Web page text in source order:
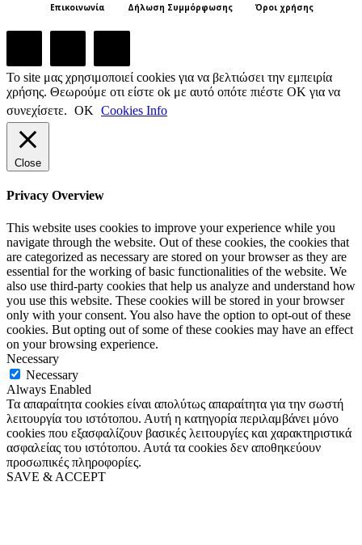
Επικοινωνία Δήλωση Συμμόρφωσης Όροι χρήσης
Το site μας χρησιμοποιεί cookies για να βελτιώσει την εμπειρία
χρήσης. Θεωρούμε οτι είστε ok με αυτό οπότε πιέστε ΟΚ για να
συνεχίσετε. ΟΚ Cookies Info
Close
Privacy Overview
This website uses cookies to improve your experience while you
navigate through the website. Out of these cookies, the cookies that
are categorized as necessary are stored on your browser as they are
essential for the working of basic functionalities of the website. We
also use third-party cookies that help us analyze and understand how
you use this website. These cookies will be stored in your browser
only with your consent. You also have the option to opt-out of these
cookies. But opting out of some of these cookies may have an effect
on your browsing experience.
Necessary
Necessary
Always Enabled
Τα απαραίτητα cookies είναι απολύτως απαραίτητα για την σωστή
λειτουργία του ιστότοπου. Αυτή η κατηγορία περιλαμβάνει μόνο
cookies που εξασφαλίζουν βασικές λειτουργίες και χαρακτηριστικά
ασφαλείας του ιστότοπου. Αυτά τα cookies δεν αποθηκεύουν
προσωπικές πληροφορίες.
SAVE & ACCEPT